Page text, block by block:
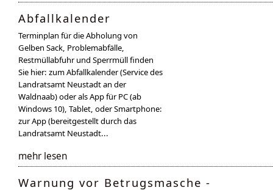
Abfallkalender
Terminplan für die Abholung von
Gelben Sack, Problemabfälle,
Restmüllabfuhr und Sperrmüll finden
Sie hier: zum Abfallkalender (Service des
Landratsamt Neustadt an der
Waldnaab) oder als App für PC (ab
Windows 10), Tablet, oder Smartphone:
zur App (bereitgestellt durch das
Landratsamt Neustadt...
mehr lesen
Warnung vor Betrugsmasche -